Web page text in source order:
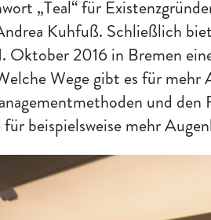
„Teal“ für
Kuhfuß. Schließlich
Oktober 2016 in Bremen
Wege gibt es für
und
beispielsweise mehr